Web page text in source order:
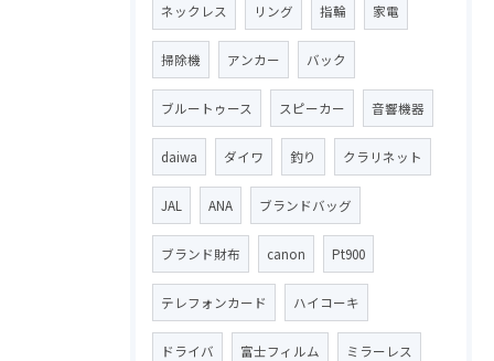
ネックレス リング 指輪 家電
掃除機 アンカー バック
ブルートゥース スピーカー 音響機器
daiwa ダイワ 釣り クラリネット
JAL ANA ブランドバッグ
ブランド財布 canon Pt900
テレフォンカード ハイコーキ
ドライバ 富士フィルム ミラーレス